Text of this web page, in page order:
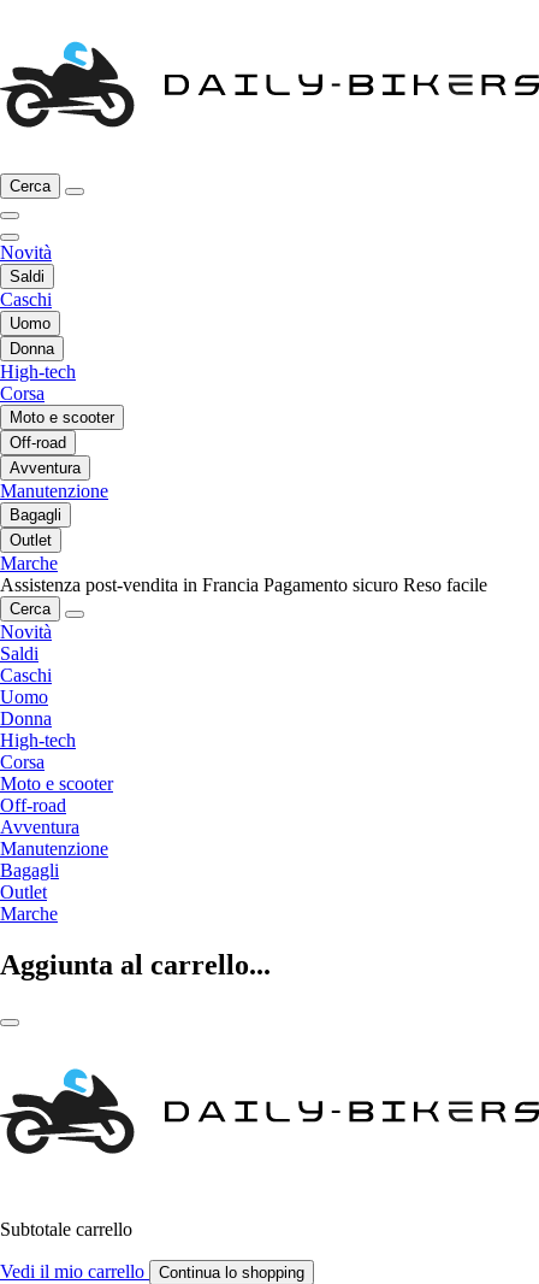
Cerca
Novità
Saldi
Caschi
Uomo
Donna
High-tech
Corsa
Moto e scooter
Off-road
Avventura
Manutenzione
Bagagli
Outlet
Marche
Assistenza post-vendita in Francia Pagamento sicuro Reso facile
Cerca
Novità
Saldi
Caschi
Uomo
Donna
High-tech
Corsa
Moto e scooter
Off-road
Avventura
Manutenzione
Bagagli
Outlet
Marche
Aggiunta al carrello...
Subtotale carrello
Vedi il mio carrello Continua lo shopping